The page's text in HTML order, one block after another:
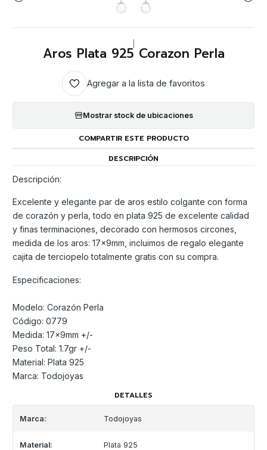
Aros Plata 925 Corazon Perla
Agregar a la lista de favoritos
Mostrar stock de ubicaciones
COMPARTIR ESTE PRODUCTO
DESCRIPCIÓN
Descripción:
Excelente y elegante par de aros estilo colgante con forma
de corazón y perla, todo en plata 925 de excelente calidad
y finas terminaciones, decorado con hermosos circones,
medida de los aros: 17x9mm, incluimos de regalo elegante
cajita de terciopelo totalmente gratis con su compra.
Especificaciones:
Modelo: Corazón Perla
Código: 0779
Medida: 17x9mm +/-
Peso Total: 1.7gr +/-
Material: Plata 925
Marca: Todojoyas
DETALLES
Marca: Todojoyas
Material: Plata 925